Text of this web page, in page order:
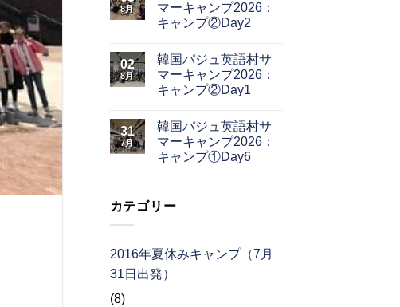
8月
マーキャンプ2026：
キャンプ②Day2
02
8月
韓国パジュ英語村サ
マーキャンプ2026：
キャンプ②Day1
31
7月
韓国パジュ英語村サ
マーキャンプ2026：
キャンプ①Day6
カテゴリー
2016年夏休みキャンプ（7月
31日出発）
(8)